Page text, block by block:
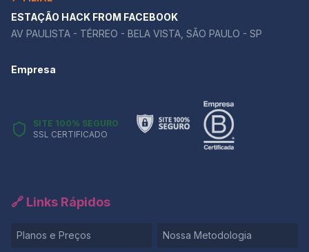
ESTAÇÃO HACK FROM FACEBOOK
AV PAULISTA - TÉRREO - BELA VISTA, SÃO PAULO - SP
Empresa
SITE 100% SEGURO
SSL CERTIFICADO
🔗 Links Rápidos
Planos e Preços Nossa Metodologia